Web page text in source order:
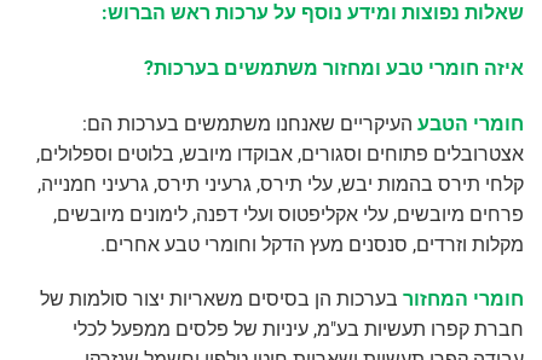
שאלות נפוצות ומידע נוסף על ערכות ראש הברוש:
איזה חומרי טבע ומחזור משתמשים בערכות?
חומרי הטבע העיקריים שאנחנו משתמשים בערכות הם:
אצטרובלים פתוחים וסגורים, אבוקדו מיובש, בלוטים וספלולים,
קלחי תירס בהמות יבש, עלי תירס, גרעיני תירס, גרעיני חמנייה,
פרחים מיובשים, עלי אקליפטוס ועלי דפנה, לימונים מיובשים,
מקלות וזרדים, סנסנים מעץ הדקל וחומרי טבע אחרים.
חומרי המחזור בערכות הן בסיסים משאריות יצור סולמות של
חברת קפרו תעשיות בע"מ, עיניות של פלסים ממפעל לכלי